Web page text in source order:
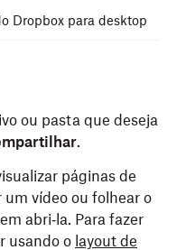
Dropbox para desktop
ou pasta que deseja
.
páginas de
vídeo ou folhear o
abri‑la. Para fazer
usando o layout de